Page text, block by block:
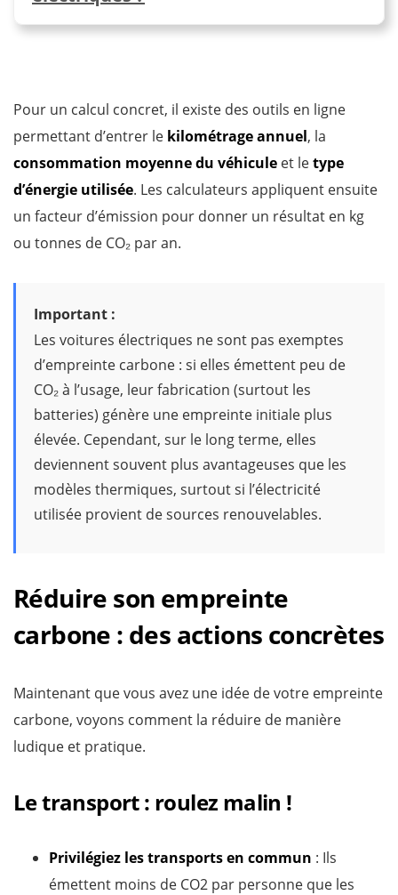
Pour un calcul concret, il existe des outils en ligne
permettant d’entrer le kilométrage annuel, la
consommation moyenne du véhicule et letype
d’énergie utilisée. Les calculateurs appliquent ensuite
un facteur d’émission pour donner un résultat en kg
ou tonnes de CO₂ par an.
Important :
Les voitures électriques ne sont pas exemptes
d’empreinte carbone : si elles émettent peu de
CO₂ à l’usage, leur fabrication (surtout les
batteries) génère une empreinte initiale plus
élevée. Cependant, sur le long terme, elles
deviennent souvent plus avantageuses que les
modèles thermiques, surtout si l’électricité
utilisée provient de sources renouvelables.
Réduire son empreinte
carbone : des actions concrètes
Maintenant que vous avez une idée de votre empreinte
carbone, voyons comment la réduire de manière
ludique et pratique.
Le transport : roulez malin !
Privilégiez les transports en commun : Ils
émettent moins de CO2 par personne que les